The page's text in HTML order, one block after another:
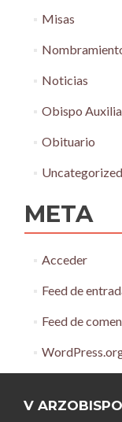
Misas
Noticias
Obispo
Obituario
Uncategorized
META
Acceder
Feed de
Feed de
V